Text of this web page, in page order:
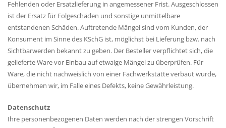
Fehlenden oder Ersatzlieferung in angemessener Frist. Ausgeschlossen
ist der Ersatz für Folgeschäden und sonstige unmittelbare
entstandenen Schäden. Auftretende Mängel sind vom Kunden, der
Konsument im Sinne des KSchG ist, möglichst bei Lieferung bzw. nach
Sichtbarwerden bekannt zu geben. Der Besteller verpflichtet sich, die
gelieferte Ware vor Einbau auf etwaige Mängel zu überprüfen. Für
Ware, die nicht nachweislich von einer Fachwerkstätte verbaut wurde,
übernehmen wir, im Falle eines Defekts, keine Gewährleistung.
Datenschutz
Ihre personenbezogenen Daten werden nach der strengen Vorschrift